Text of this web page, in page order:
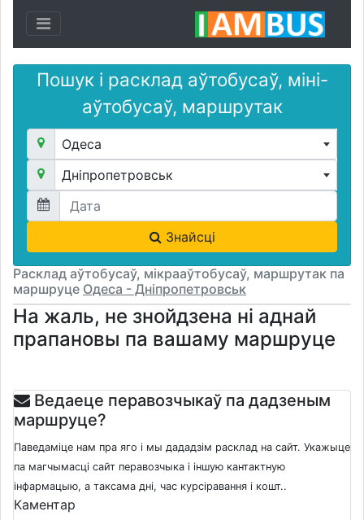
Toggle navigation
Пошук і расклад аўтобусаў, міні-
аўтобусаў, маршрутак
Одеса
Дніпропетровськ
Знайсці
Расклад аўтобусаў, мікрааўтобусаў, маршрутак па
маршруце Одеса - Дніпропетровськ
На жаль, не знойдзена ні аднай
прапановы па вашаму маршруце
Ведаеце перавозчыкаў па дадзеным
маршруце?
Паведаміце нам пра яго і мы дададзім расклад на сайт. Укажыце
па магчымасці сайт перавозчыка і іншую кантактную
інфармацыю, а таксама дні, час курсіравання і кошт..
Каментар